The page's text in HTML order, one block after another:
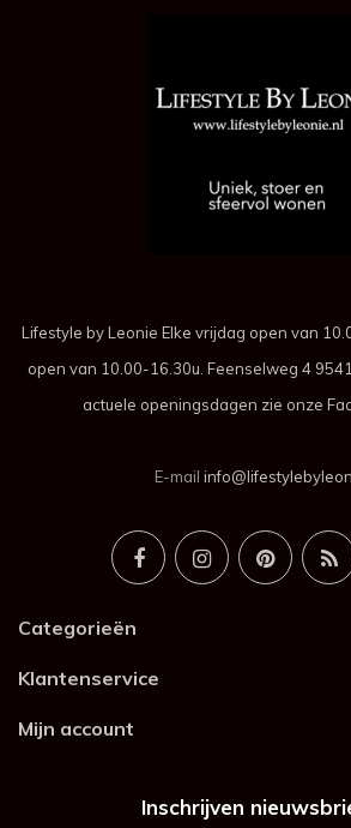
Lifestyle by Leonie Elke vrijdag open van
open van 10.00-16.30u. Feenselweg 4
actuele openingsdagen zie onze
E-mail
Categorieën
Klantenservice
Mijn account
Inschrijven